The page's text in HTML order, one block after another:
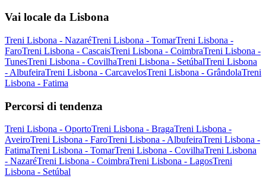
Vai locale da Lisbona
Treni Lisbona - NazaréTreni Lisbona - TomarTreni Lisbona -
FaroTreni Lisbona - CascaisTreni Lisbona - CoimbraTreni Lisbona -
TunesTreni Lisbona - CovilhaTreni Lisbona - SetúbalTreni Lisbona
- AlbufeiraTreni Lisbona - CarcavelosTreni Lisbona - GrândolaTreni
Lisbona - Fatima
Percorsi di tendenza
Treni Lisbona - OportoTreni Lisbona - BragaTreni Lisbona -
AveiroTreni Lisbona - FaroTreni Lisbona - AlbufeiraTreni Lisbona -
FatimaTreni Lisbona - TomarTreni Lisbona - CovilhaTreni Lisbona
- NazaréTreni Lisbona - CoimbraTreni Lisbona - LagosTreni
Lisbona - Setúbal